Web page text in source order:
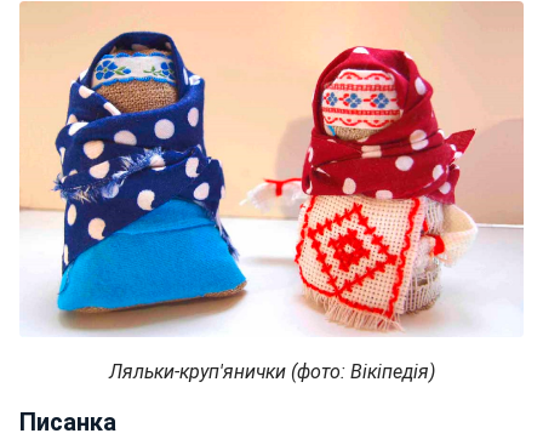
Ляльки-круп'янички (фото: Вікіпедія)
Писанка